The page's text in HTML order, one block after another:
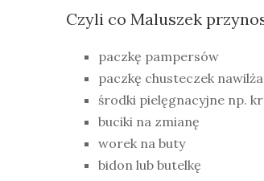
Czyli co Maluszek
paczkę pampersów
paczkę chusteczek
środki pielęgnacyjne np.
buciki na zmianę
worek na buty
bidon lub butelkę